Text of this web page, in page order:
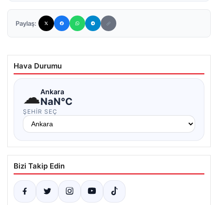
Paylaş:
Hava Durumu
☁Ankara
NaN°C
ŞEHIR SEÇ
Bizi Takip Edin